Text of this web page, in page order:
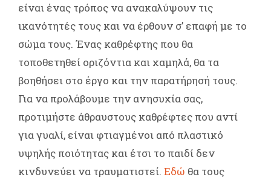
είναι ένας τρόπος να ανακαλύψουν τις
ικανότητές τους και να έρθουν σ’ επαφή με το
σώμα τους. Ένας καθρέφτης που θα
τοποθετηθεί οριζόντια και χαμηλά, θα τα
βοηθήσει στο έργο και την παρατήρησή τους.
Για να προλάβουμε την ανησυχία σας,
προτιμήστε άθραυστους καθρέφτες που αντί
για γυαλί, είναι φτιαγμένοι από πλαστικό
υψηλής ποιότητας και έτσι το παιδί δεν
κινδυνεύει να τραυματιστεί. Εδώ θα τους